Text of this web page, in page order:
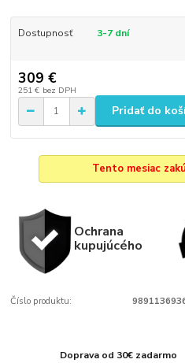
Dostupnosť 3-7 dní
309 €
251 € bez DPH
Pridať do
Tento mesiac
Ochrana
kupujúcého
Číslo produktu:
Doprava od 30€ zadarmo